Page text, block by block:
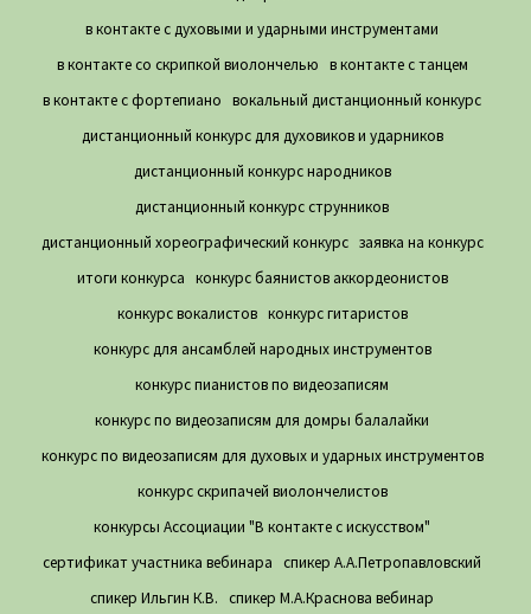
в контакте с духовыми и ударными инструментами
в контакте со скрипкой виолончелью в контакте с танцем
в контакте с фортепиано
вокальный дистанционный конкурс
дистанционный конкурс для духовиков и ударников
дистанционный конкурс народников
дистанционный конкурс струнников
дистанционный хореографический конкурс заявка на конкурс
итоги конкурса конкурс баянистов аккордеонистов
конкурс вокалистов конкурс гитаристов
конкурс для ансамблей народных инструментов
конкурс пианистов по видеозаписям
конкурс по видеозаписям для домры балалайки
конкурс по видеозаписям для духовых и ударных инструментов
конкурс скрипачей виолончелистов
конкурсы Ассоциации "В контакте с искусством"
сертификат участника вебинара
спикер А.А.Петропавловский
спикер Ильгин К.В.
спикер М.А.Краснова вебинар